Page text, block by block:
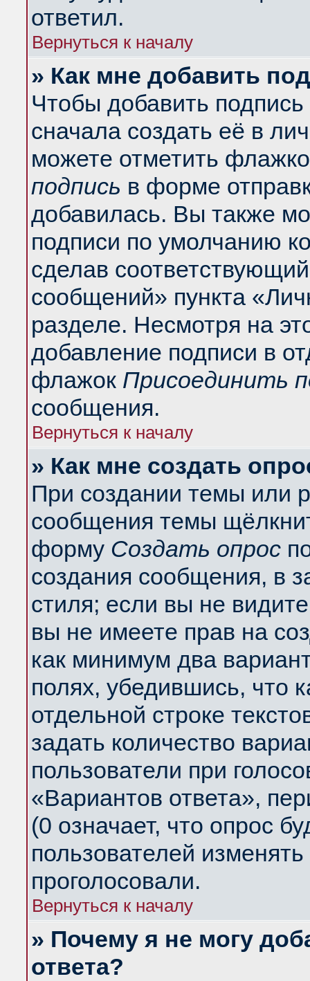
ответил.
Вернуться к началу
» Как мне добавить
Чтобы добавить
сначала создать её в
можете отметить
подпись в форме
добавилась. Вы также
подписи по умолчанию
сделав
сообщений» пункта
разделе. Несмотря на
добавление подписи в
флажок Присоединить
сообщения.
Вернуться к началу
» Как мне создать
При создании темы или
сообщения темы
форму Создать опрос
создания сообщения, в
стиля; если вы не
вы не имеете прав на
как минимум два
полях, убедившись, что
отдельной строке
задать количество
пользователи при
«Вариантов ответа»,
(0 означает, что опрос
пользователей
проголосовали.
Вернуться к началу
» Почему я не могу
ответа?